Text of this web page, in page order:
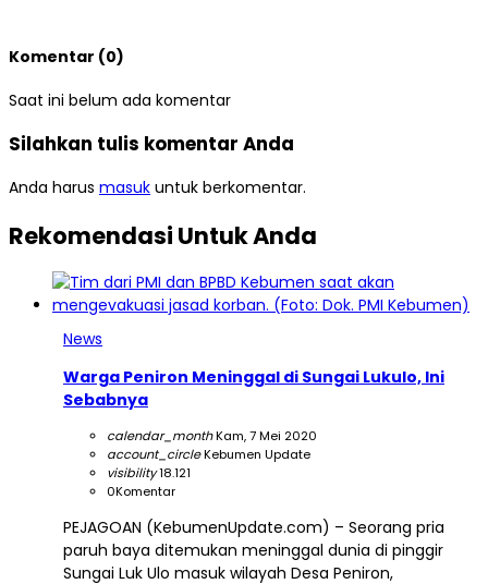
Komentar (0)
Saat ini belum ada komentar
Silahkan tulis komentar Anda
Anda harus masuk untuk berkomentar.
Rekomendasi Untuk Anda
News
Warga Peniron Meninggal di Sungai Lukulo, Ini
Sebabnya
calendar_monthKam, 7 Mei 2020
account_circleKebumen Update
visibility18.121
0Komentar
PEJAGOAN (KebumenUpdate.com) – Seorang pria
paruh baya ditemukan meninggal dunia di pinggir
Sungai Luk Ulo masuk wilayah Desa Peniron,